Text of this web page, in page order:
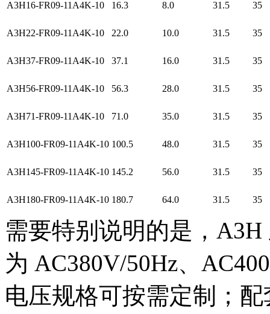
A3H16-FR09-11A4K-10 16.3 8.0 31.5 35
A3H22-FR09-11A4K-10 22.0 10.0 31.5 35
A3H37-FR09-11A4K-10 37.1 16.0 31.5 35
A3H56-FR09-11A4K-10 56.3 28.0 31.5 35
A3H71-FR09-11A4K-10 71.0 35.0 31.5 35
A3H100-FR09-11A4K-10 100.5 48.0 31.5 35
A3H145-FR09-11A4K-10 145.2 56.0 31.5 35
A3H180-FR09-11A4K-10 180.7 64.0 31.5 35
需要特别说明的是，
为 AC380V/50Hz、
电压规格可按需定制；